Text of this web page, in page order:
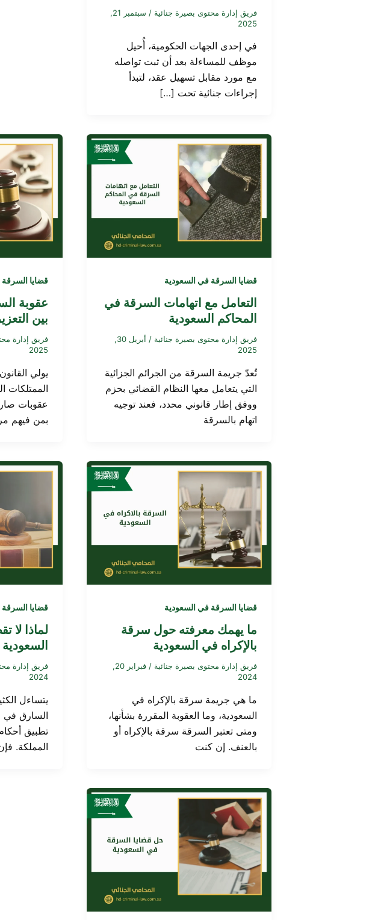
فريق إدارة محتوى بصيرة جنائية /
سبتمبر 21,
2025
في إحدى الجهات الحكومية، أُحيل
موظف للمساءلة بعد أن ثبت تواصله
مع مورد مقابل تسهيل عقد، لتبدأ
إجراءات جنائية تحت […]
قضايا السرقة في السعودية
التعامل مع اتهامات السرقة في
المحاكم السعودية
فريق إدارة محتوى بصيرة جنائية /
أبريل 30,
2025
تُعدّ جريمة السرقة من الجرائم الجزائية
التي يتعامل معها النظام القضائي بحزم
ووفق إطار قانوني محدد، فعند توجيه
اتهام بالسرقة
قضايا
عقوبة
بين
فريق إدارة
2025
يولي
الممتلكات
عقوبات
بمن فيهم
قضايا السرقة في السعودية
ما يهمك معرفته حول سرقة
بالإكراه في السعودية
فريق إدارة محتوى بصيرة جنائية /
فبراير 20,
2024
ما هي جريمة سرقة بالإكراه في
السعودية، وما العقوبة المقررة بشأنها،
ومتى تعتبر السرقة سرقة بالإكراه أو
بالعنف. إن كنت
قضايا
لماذا لا
السعودية
فريق إدارة
2024
يتساءل
السارق في
تطبيق
المملكة.